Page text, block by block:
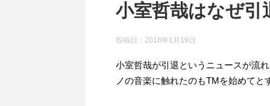
小室哲哉はなぜ
投稿日： 2018年1月19日
小室哲哉が引退というニュースが流
ノの音楽に触れたのもTMを始めて